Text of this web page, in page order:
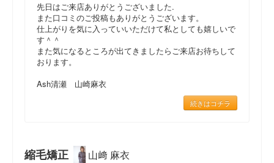
先日はご来店ありがとうございました.
また口コミのご投稿もありがとうございます。
仕上がりを気に入っていいただけて私としても嬉しいで
す＾＾
また気になるところが出てきましたらご来店お待ちして
おります。
Ash清瀬 山崎麻衣
続きはコチラ
縮毛矯正 山﨑 麻衣